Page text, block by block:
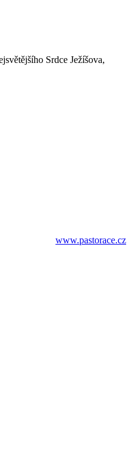
Srdce Ježíšova,
www.pastorace.cz